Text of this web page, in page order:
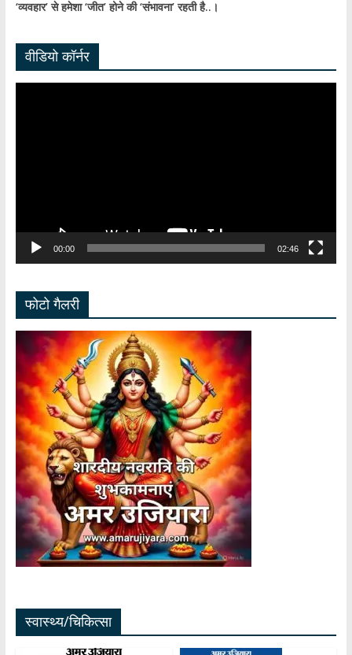
‘व्यवहार’ से हमेशा ‘जीत’ होने की ‘संभावना’ रहती है..।
वीडियो कॉर्नर
00:00 02:46
फोटो गैलरी
स्वास्थ्य/चिकित्सा